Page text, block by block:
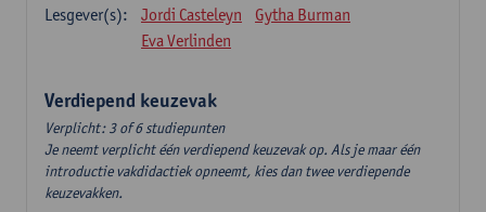
Lesgever(s):
Jordi Casteleyn
Gytha Burman
Eva Verlinden
Verdiepend keuzevak
Verplicht: 3 of 6 studiepunten
Je neemt verplicht één verdiepend keuzevak op. Als je maar één
introductie vakdidactiek opneemt, kies dan twee verdiepende
keuzevakken.